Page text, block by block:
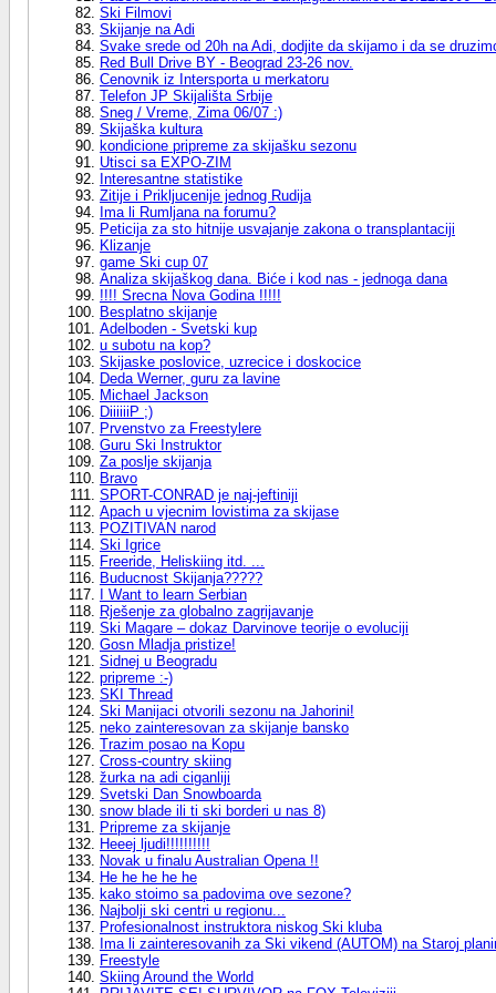
Ski Filmovi
Skijanje na Adi
Svake srede od 20h na Adi, dodjite da skijamo i da se
Red Bull Drive BY - Beograd 23-26 nov.
Cenovnik iz Intersporta u merkatoru
Telefon JP Skijališta Srbije
Sneg / Vreme, Zima 06/07 :)
Skijaška kultura
kondicione pripreme za skijašku sezonu
Utisci sa EXPO-ZIM
Interesantne statistike
Zitije i Prikljucenije jednog Rudija
Ima li Rumljana na forumu?
Peticija za sto hitnije usvajanje zakona o transplantaciji
Klizanje
game Ski cup 07
Analiza skijaškog dana. Biće i kod nas - jednoga dana
!!!! Srecna Nova Godina !!!!!
Besplatno skijanje
Adelboden - Svetski kup
u subotu na kop?
Skijaske poslovice, uzrecice i doskocice
Deda Werner, guru za lavine
Michael Jackson
DiiiiiiP ;)
Prvenstvo za Freestylere
Guru Ski Instruktor
Za poslje skijanja
Bravo
SPORT-CONRAD je naj-jeftiniji
Apach u vjecnim lovistima za skijase
POZITIVAN narod
Ski Igrice
Freeride, Heliskiing itd. ...
Buducnost Skijanja?????
I Want to learn Serbian
Rješenje za globalno zagrijavanje
Ski Magare – dokaz Darvinove teorije o evoluciji
Gosn Mladja pristize!
Sidnej u Beogradu
pripreme :-)
SKI Thread
Ski Manijaci otvorili sezonu na Jahorini!
neko zainteresovan za skijanje bansko
Trazim posao na Kopu
Cross-country skiing
žurka na adi ciganliji
Svetski Dan Snowboarda
snow blade ili ti ski borderi u nas 8)
Pripreme za skijanje
Heeej ljudi!!!!!!!!!!
Novak u finalu Australian Opena !!
He he he he he
kako stoimo sa padovima ove sezone?
Najbolji ski centri u regionu...
Profesionalnost instruktora niskog Ski kluba
Ima li zainteresovanih za Ski vikend (AUTOM) na Staroj
Freestyle
Skiing Around the World